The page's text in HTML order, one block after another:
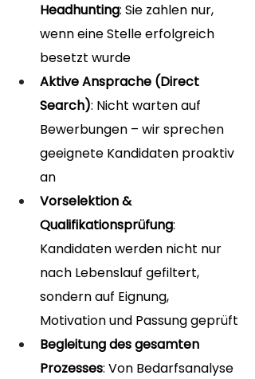
Headhunting: Sie zahlen nur,
wenn eine Stelle erfolgreich
besetzt wurde
Aktive Ansprache (Direct
Search): Nicht warten auf
Bewerbungen – wir sprechen
geeignete Kandidaten proaktiv
an
Vorselektion &
Qualifikationsprüfung:
Kandidaten werden nicht nur
nach Lebenslauf gefiltert,
sondern auf Eignung,
Motivation und Passung geprüft
Begleitung des gesamten
Prozesses: Von Bedarfsanalyse